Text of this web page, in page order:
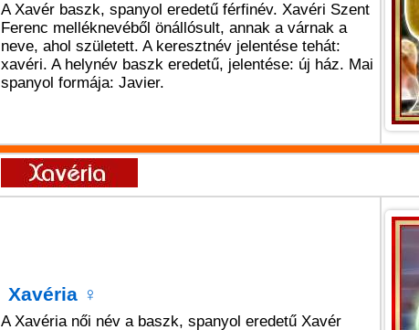
A Xavér baszk, spanyol eredetű férfinév. Xavéri Szent
Ferenc melléknevéből önállósult, annak a várnak a
neve, ahol született. A keresztnév jelentése tehát:
xavéri. A helynév baszk eredetű, jelentése: új ház. Mai
spanyol formája: Javier.
Xavéria ♀
A Xavéria női név a baszk, spanyol eredetű Xavér